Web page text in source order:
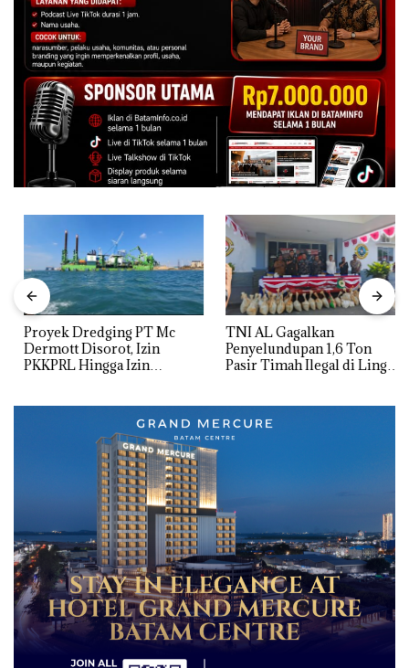
Proyek Dredging PT Mc
Dermott Disorot, Izin
PKKPRL Hingga Izin
TNI AL Gagalkan
Penyelundupan 1,6 Ton
Pasir Timah Ilegal di Lingga,
Diselundupkan ke Malaysia